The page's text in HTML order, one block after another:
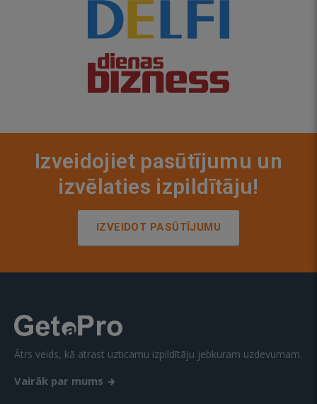
Izveidojiet pasūtījumu un
izvēlaties izpildītāju!
IZVEIDOT PASŪTĪJUMU
Ātrs veids, kā atrast uzticamu izpildītāju jebkuram uzdevumam.
Vairāk par mums